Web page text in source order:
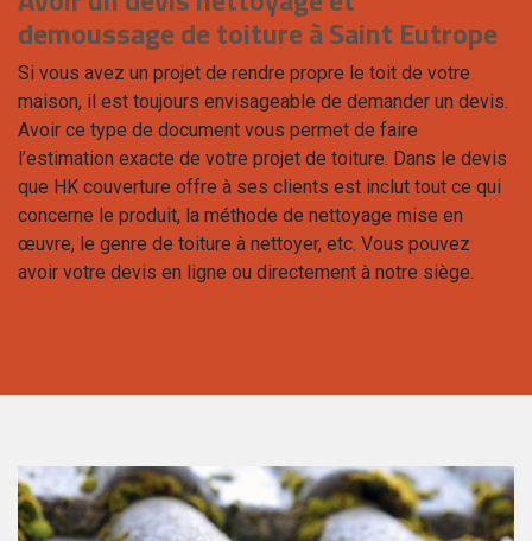
demoussage de toiture à Saint Eutrope
Si vous avez un projet de rendre propre le toit de votre
maison, il est toujours envisageable de demander un devis.
Avoir ce type de document vous permet de faire
l’estimation exacte de votre projet de toiture. Dans le devis
que HK couverture offre à ses clients est inclut tout ce qui
concerne le produit, la méthode de nettoyage mise en
œuvre, le genre de toiture à nettoyer, etc. Vous pouvez
avoir votre devis en ligne ou directement à notre siège.